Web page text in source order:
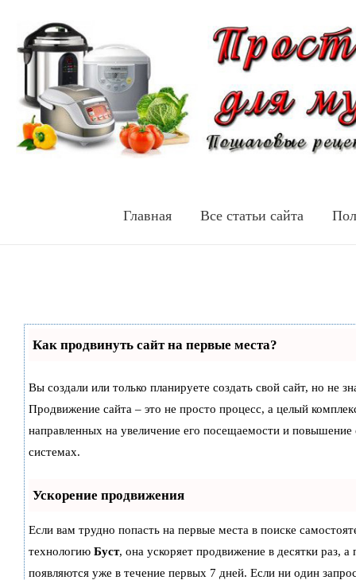
Главная Все статьи сайта
Как продвинуть сайт на первые места?
Вы создали или только планируете создать свой сайт, но не
Продвижение сайта – это не просто процесс, а целый
направленных на увеличение его посещаемости и повышение
системах.
Ускорение продвижения
Если вам трудно попасть на первые места в поиске
технологию Буст, она ускоряет продвижение в десятки раз, а
появляются уже в течение первых 7 дней. Если ни один